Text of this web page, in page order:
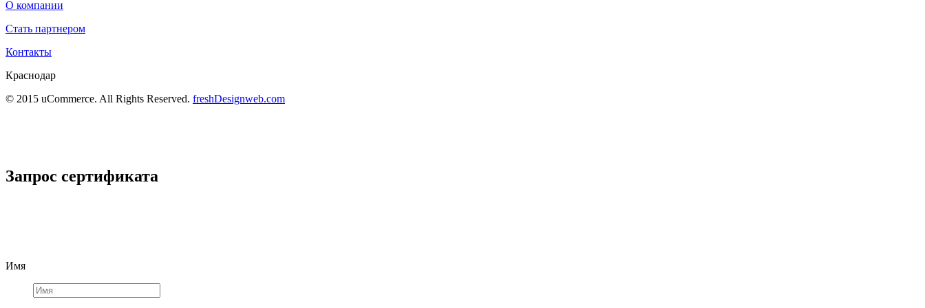
О компании
Стать партнером
Контакты
Краснодар
© 2015 uCommerce. All Rights Reserved. freshDesignweb.com
Запрос сертификата
Имя